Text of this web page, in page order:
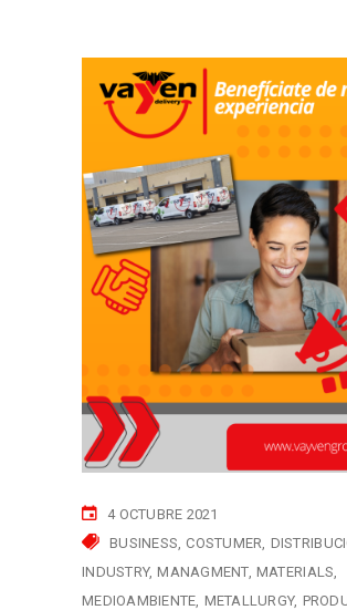
4 OCTUBRE 2021
BUSINESS COSTUMER
INDUSTRY MANAGMENT MATERIALS
MEDIOAMBIENTE METALLURGY